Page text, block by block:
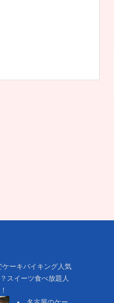
ケーキバイキング人気
スイーツ食べ放題人